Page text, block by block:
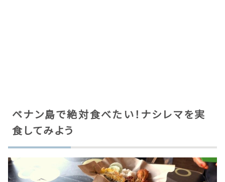
ペナン島で絶対食べたい！ナシレマを実
食してみよう